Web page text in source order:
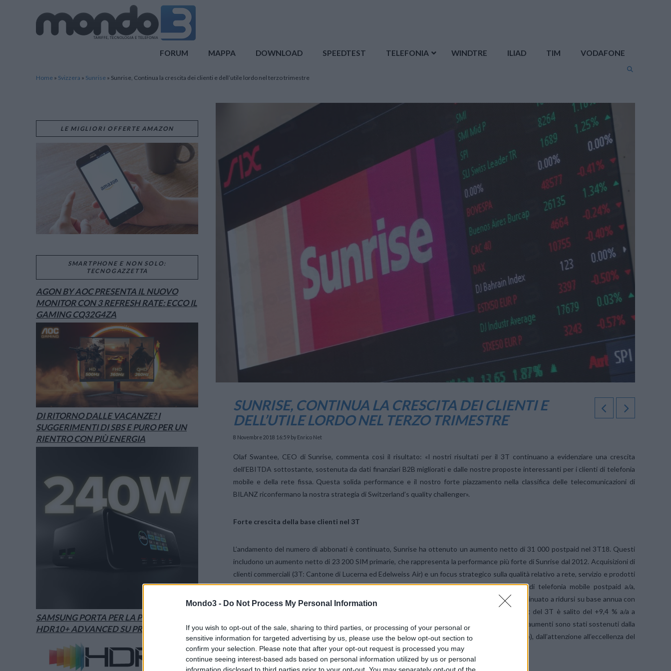
Mondo3 - Do Not Process My Personal Information
If you wish to opt-out of the sale, sharing to third parties, or processing of your personal or
sensitive information for targeted advertising by us, please use the below opt-out section to
confirm your selection. Please note that after your opt-out request is processed you may
continue seeing interest-based ads based on personal information utilized by us or personal
information disclosed to third parties prior to your opt-out. You may separately opt-out of the
FORUM MAPPA DOWNLOAD SPEEDTEST TELEFONIA WINDTRE ILIAD TIM VODAFONE
Home » Svizzera » Sunrise » Sunrise, Continua la crescita dei clienti e dell’utile lordo nel terzo trimestre
SUNRISE, CONTINUA LA CRESCITA DEI CLIENTI E
DELL’UTILE LORDO NEL TERZO TRIMESTRE
8 Novembre 2018 16:59 by Enrico Net
Olaf Swantee, CEO di Sunrise, commenta così il risultato: «I nostri risultati per il 3T continuano a evidenziare una crescita
dell’EBITDA sottostante, sostenuta da dati finanziari B2B migliorati e dalle nostre proposte interessanti per i clienti di telefonia
mobile e della rete fissa. Questa solida performance e il nostro forte piazzamento nella classifica delle telecomunicazioni di
BILANZ riconfermano la nostra strategia di Switzerland’s quality challenger».
Forte crescita della base clienti nel 3T
L’andamento del numero di abbonati è continuato, Sunrise ha ottenuto un aumento netto di 31 000 postpaid nel 3T18. Questi
includono un aumento netto di 23 200 SIM primarie, che rappresenta la performance più forte di Sunrise dal 2012. Acquisizioni di
clienti commerciali (3T: Cantone di Lucerna ed Edelweiss Air) e un focus strategico sulla qualità relativo a rete, servizio e prodotti
hanno permesso questo sviluppo. Sunrise ha registrato un +7,9 % di nuovi clienti netti di telefonia mobile postpaid a/a,
un’accelerazione rispetto al +7,7 % del trimestre precedente. La base di clienti prepaid ha continuato a ridursi su base annua con
la migrazione costante di clienti verso le offerte postpaid. Il numero degli abbonati Internet del 3T è salito del +9,4 % a/a a
448 700 unità, mentre gli abbonati TV sono aumentati del +17,2 % a/a a 235 500 unità. I forti aumenti sono stati sostenuti dalla
tariffa combinata «Sunrise ONE», dal miglioramento dei contenuti televisivi (ad es., «Sky Show»), dall’attenzione all’eccellenza del
servizio e dalle offerte promozionali dedicate.
LE MIGLIORI OFFERTE AMAZON
SMARTPHONE E NON SOLO:
TECNOGAZZETTA
AGON BY AOC PRESENTA IL NUOVO
MONITOR CON 3 REFRESH RATE: ECCO IL
GAMING CQ32G4ZA
DI RITORNO DALLE VACANZE? I
SUGGERIMENTI DI SBS E PURO PER UN
RIENTRO CON PIÙ ENERGIA
SAMSUNG PORTA PER LA PRIMA VOLTA
HDR10+ ADVANCED SU PRIME VIDEO